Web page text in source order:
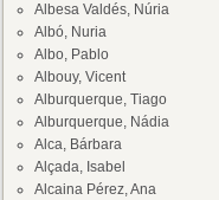
Albesa Valdés, Núria
Albó, Nuria
Albo, Pablo
Albouy, Vicent
Alburquerque, Tiago
Alburquerque, Nádia
Alca, Bárbara
Alçada, Isabel
Alcaina Pérez, Ana